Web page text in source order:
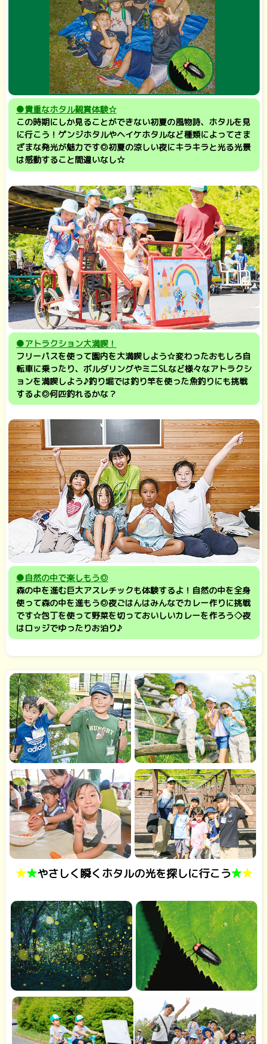
●貴重なホタル観賞体験☆
この時期にしか見ることができない初夏の風物詩、ホタルを見
に行こう！ゲンジホタルやヘイケホタルなど種類によってさま
ざまな発光が魅力です◎初夏の涼しい夜にキラキラと光る光景
は感動すること間違いなし☆
●アトラクション大満喫！
フリーパスを使って園内を大満喫しよう☆変わったおもしろ自
転車に乗ったり、ボルダリングやミニSLなど様々なアトラクシ
ョンを満喫しよう♪釣り堀では釣り竿を使った魚釣りにも挑戦
するよ◎何匹釣れるかな？
●自然の中で楽しもう◎
森の中を進む巨大アスレチックも体験するよ！自然の中を全身
使って森の中を進もう◎夜ごはんはみんなでカレー作りに挑戦
です☆包丁を使って野菜を切っておいしいカレーを作ろう◇夜
はロッジでゆったりお泊り♪
★★やさしく瞬くホタルの光を探しに行こう★★